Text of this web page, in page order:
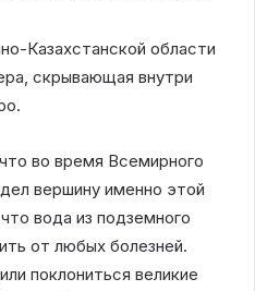
Казахстанской области
скрывающая внутри
во время Всемирного
вершину именно этой
вода из подземного
от любых болезней.
поклониться великие